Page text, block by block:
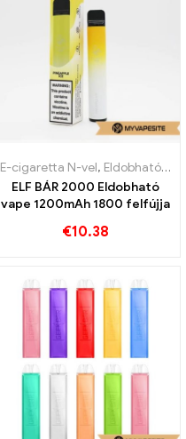
E-cigaretta N-vel, Eldobható e-cigaretta
ELF BÁR 2000 Eldobható
vape 1200mAh 1800 felfújja
€10.38